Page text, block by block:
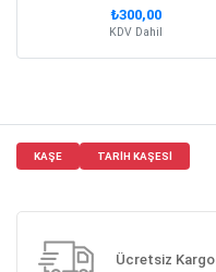
₺300,00
KDV Dahil
KAŞE TARIH KAŞESI
Ücretsiz Kargo